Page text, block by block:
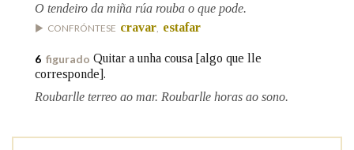
O tendeiro da miña rúa rouba o que pode.
CONFRÓNTESE cravar, estafar
6 figurado Quitar a unha cousa [algo que lle
corresponde].
Roubarlle terreo ao mar. Roubarlle horas ao sono.